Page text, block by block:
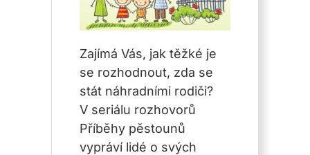
Zajímá Vás, jak těžké je
se rozhodnout, zda se
stát náhradními rodiči?
V seriálu rozhovorů
Příběhy pěstounů
vypráví lidé o svých